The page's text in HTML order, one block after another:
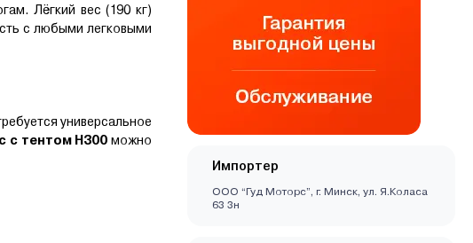
Лёгкий вес (190 кг)
с любыми легковыми
универсальное
с тентом Н300 можно
Импортер
ООО “Гуд Моторс”, г. Минск, ул. Я.Коласа
63 3н